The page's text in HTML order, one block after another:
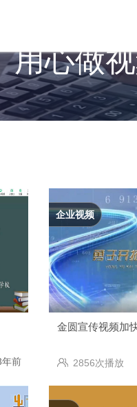
用心做
年前
金圆宣传视频加
2856次播放
企业视频